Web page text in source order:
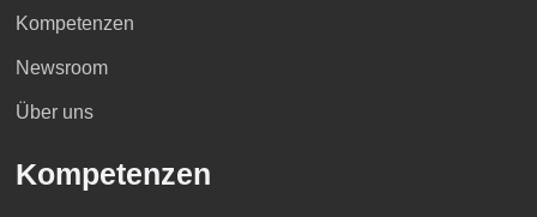
Kompetenzen
Newsroom
Über uns
Kompetenzen